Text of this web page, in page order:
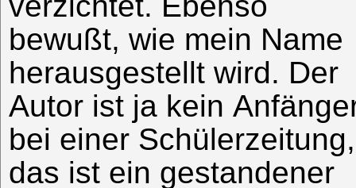
bewußt, wie mein Name
herausgestellt wird. Der
Autor ist ja kein
bei einer Schülerzeitung,
das ist ein gestandener